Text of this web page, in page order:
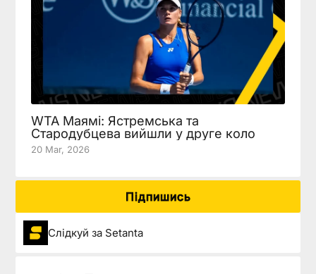
WTA Маямі: Ястремська та
Стародубцева вийшли у друге коло
20 Mar, 2026
Підпишись
Слідкуй за Setanta